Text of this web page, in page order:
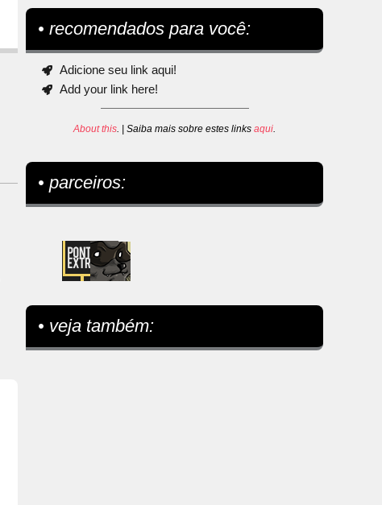
• recomendados para você:
Adicione seu link aqui!
Add your link here!
About this. | Saiba mais sobre estes linksaqui.
• parceiros:
• veja também: